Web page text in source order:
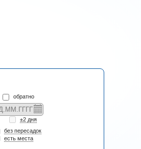
обратно
±2 дня
без пересадок
есть места